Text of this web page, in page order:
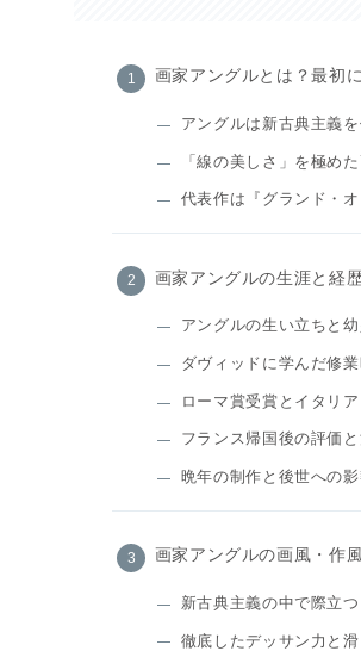
画家アングルとは？最初
アングルは新古典主義
「線の美しさ」を極め
代表作は『グランド・
画家アングルの生涯と経
アングルの生い立ちと幼
ダヴィッドに学んだ修
ローマ賞受賞とイタリ
フランス帰国後の評価と
晩年の制作と後世への
画家アングルの画風・作
新古典主義の中で際立
徹底したデッサン力と